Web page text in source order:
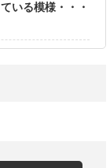
いる模様・・・